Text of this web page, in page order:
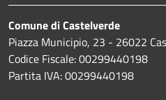
Comune di Castelverde
Piazza Municipio, 23 - 26022
Codice Fiscale: 00299440198
Partita IVA: 00299440198